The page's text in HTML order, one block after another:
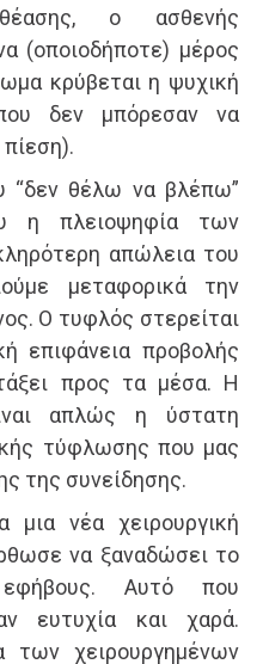
ο ασθενής
(οποιοδήποτε) μέρος
κρύβεται η ψυχική
δεν μπόρεσαν να
“δεν θέλω να βλέπω”
η πλειοψηφία των
απώλεια του
μεταφορικά την
Ο τυφλός στερείται
επιφάνεια προβολής
προς τα μέσα. Η
απλώς η ύστατη
τύφλωσης που μας
της συνείδησης.
μια νέα χειρουργική
να ξαναδώσει το
Αυτό που
ευτυχία και χαρά.
των χειρουργημένων